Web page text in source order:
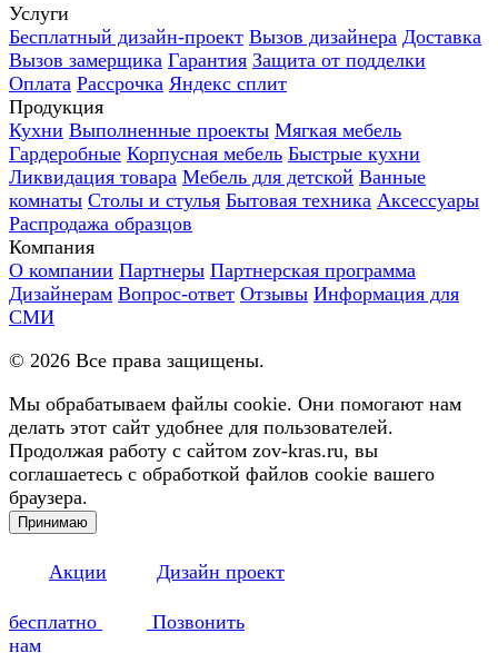
Услуги
Бесплатный дизайн-проект Вызов дизайнера Доставка
Вызов замерщика Гарантия Защита от подделки
Оплата Рассрочка Яндекс сплит
Продукция
Кухни Выполненные проекты Мягкая мебель
Гардеробные Корпусная мебель Быстрые кухни
Ликвидация товара Мебель для детской Ванные
комнаты Столы и стулья Бытовая техника Аксессуары
Распродажа образцов
Компания
О компании Партнеры Партнерская программа
Дизайнерам Вопрос-ответ Отзывы Информация для
СМИ
© 2026 Все права защищены.
Мы обрабатываем файлы cookie. Они помогают нам
делать этот сайт удобнее для пользователей.
Продолжая работу с сайтом zov-kras.ru, вы
соглашаетесь с обработкой файлов cookie вашего
браузера.
Принимаю
Акции Дизайн проект
бесплатно
Позвонить
нам